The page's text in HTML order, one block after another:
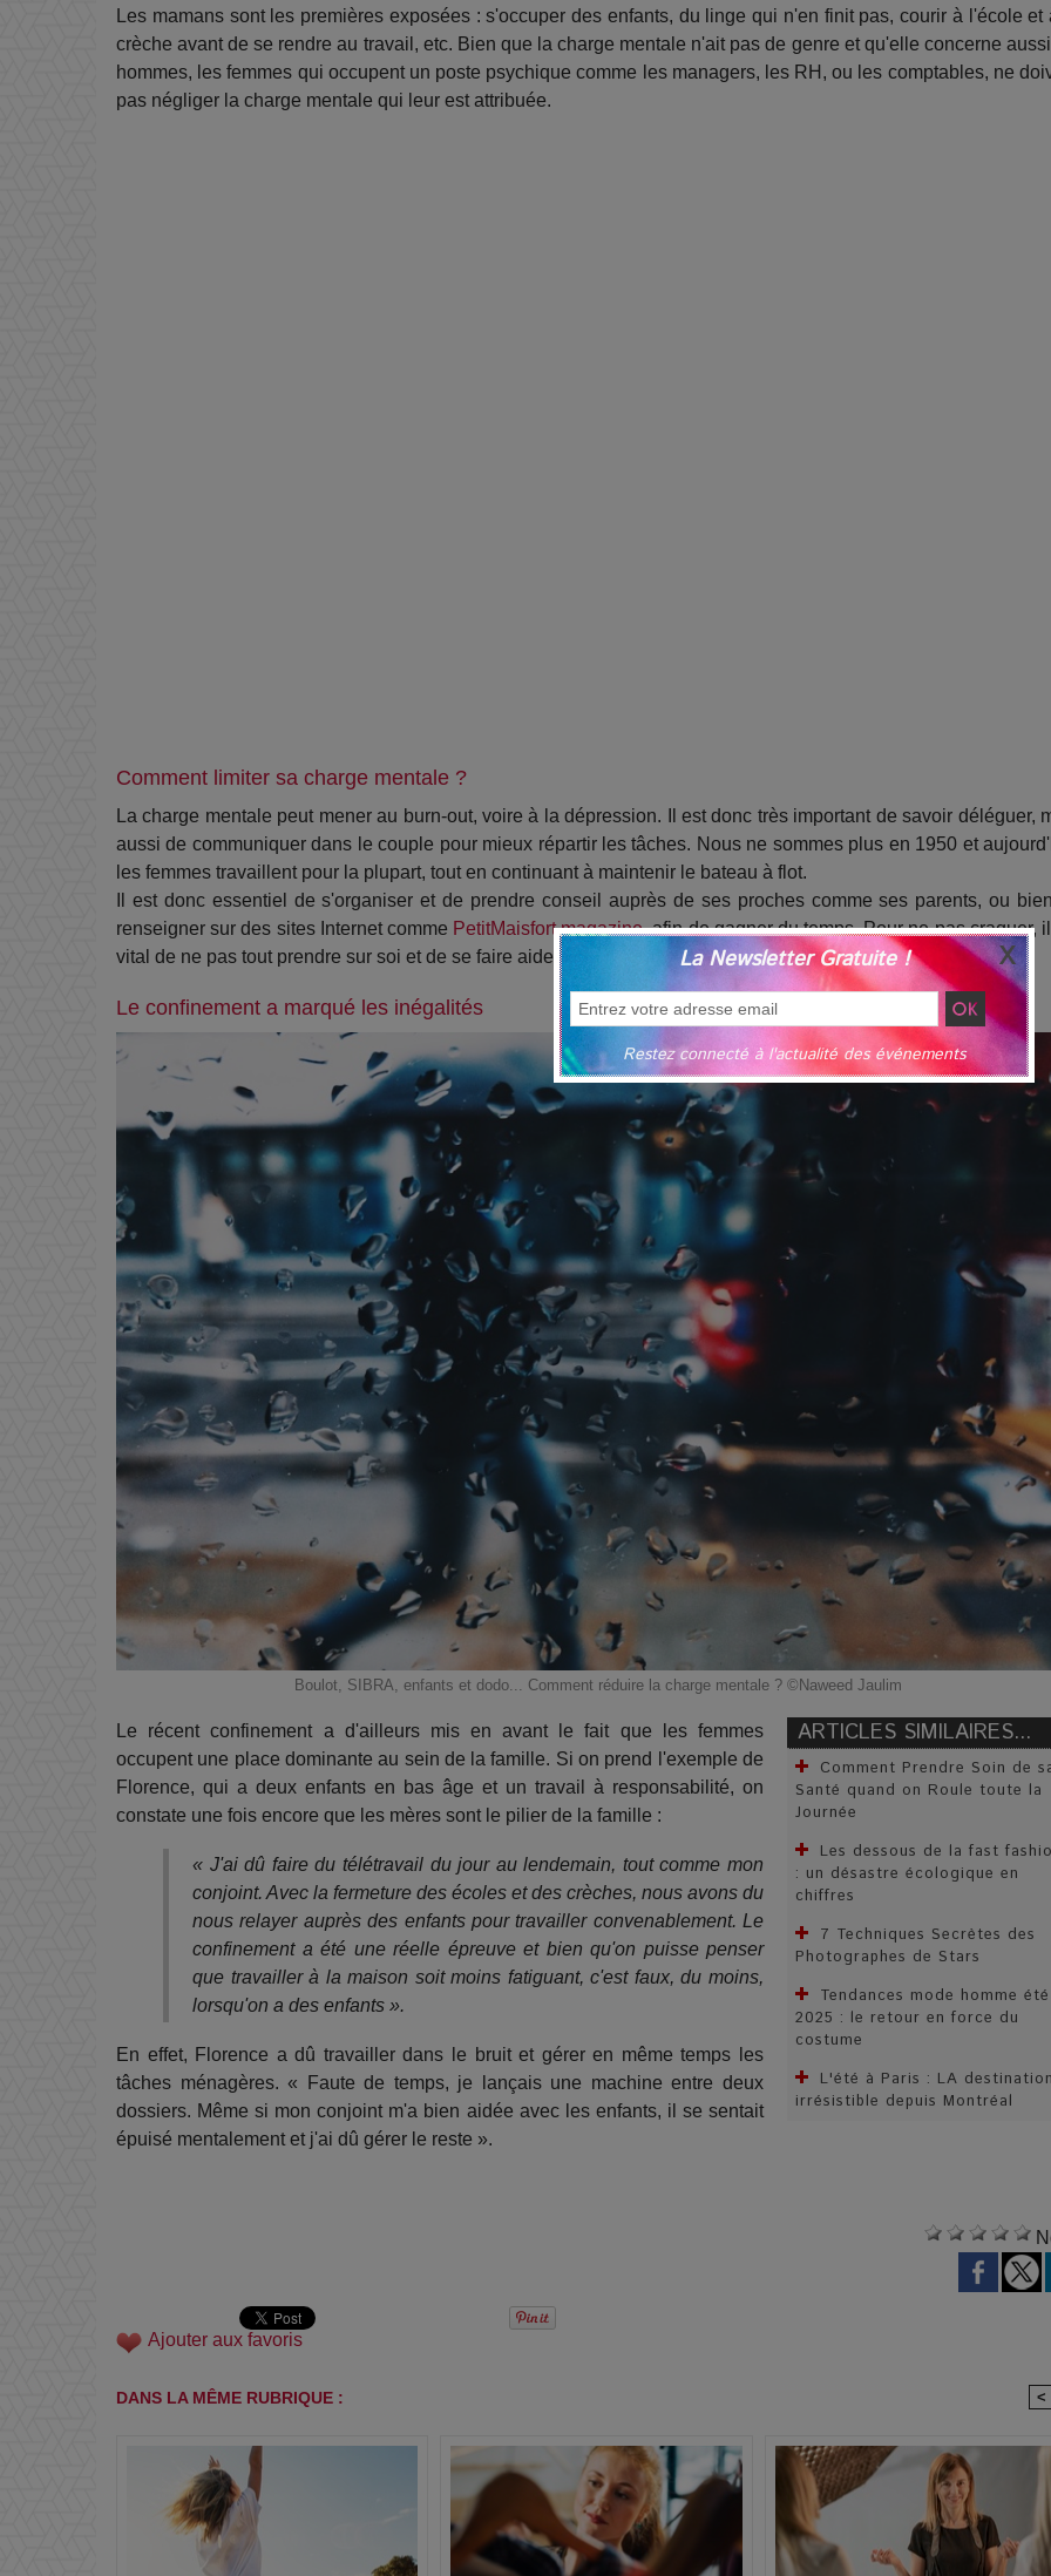
Les mamans sont les premières exposées : s'occuper des enfants, du linge qui n'en finit pas, courir à l'école et
crèche avant de se rendre au travail, etc. Bien que la charge mentale n'ait pas de genre et qu'elle concerne
hommes, les femmes qui occupent un poste psychique comme les managers, les RH, ou les comptables, ne
pas négliger la charge mentale qui leur est attribuée.
Comment limiter sa charge mentale ?
La charge mentale peut mener au burn-out, voire à la dépression. Il est donc très important de savoir déléguer,
aussi de communiquer dans le couple pour mieux répartir les tâches. Nous ne sommes plus en 1950 et
les femmes travaillent pour la plupart, tout en continuant à maintenir le bateau à flot.
Il est donc essentiel de s'organiser et de prendre conseil auprès de ses proches comme ses parents, ou
renseigner sur des sites Internet comme PetitMaisfort magazine, afin de gagner du temps. Pour ne pas craquer,
vital de ne pas tout prendre sur soi et de se faire aider lorsque c'est possible.
Le confinement a marqué les inégalités
Boulot, SIBRA, enfants et dodo... Comment réduire la charge mentale ? ©Naweed Jaulim
ARTICLES SIMILAIRES...
Comment Prendre Soin de
Santé quand on Roule toute la
Journée
Les dessous de la fast
: un désastre écologique en
chiffres
7 Techniques Secrètes des
Photographes de Stars
Tendances mode homme été
2025 : le retour en force du
costume
L'été à Paris : LA destination
irrésistible depuis Montréal
Le récent confinement a d'ailleurs mis en avant le fait que les femmes
occupent une place dominante au sein de la famille. Si on prend l'exemple de
Florence, qui a deux enfants en bas âge et un travail à responsabilité, on
constate une fois encore que les mères sont le pilier de la famille :
« J'ai dû faire du télétravail du jour au lendemain, tout comme mon
conjoint. Avec la fermeture des écoles et des crèches, nous avons du
nous relayer auprès des enfants pour travailler convenablement. Le
confinement a été une réelle épreuve et bien qu'on puisse penser
que travailler à la maison soit moins fatiguant, c'est faux, du moins,
lorsqu'on a des enfants ».
En effet, Florence a dû travailler dans le bruit et gérer en même temps les
tâches ménagères. « Faute de temps, je lançais une machine entre deux
dossiers. Même si mon conjoint m'a bien aidée avec les enfants, il se sentait
épuisé mentalement et j'ai dû gérer le reste ».
Ajouter aux favoris
DANS LA MÊME RUBRIQUE : <
La Newsletter Gratuite !
Restez connecté à l'actualité des événements